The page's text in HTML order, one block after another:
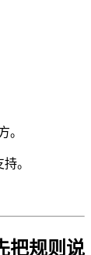
。
。
把规则说